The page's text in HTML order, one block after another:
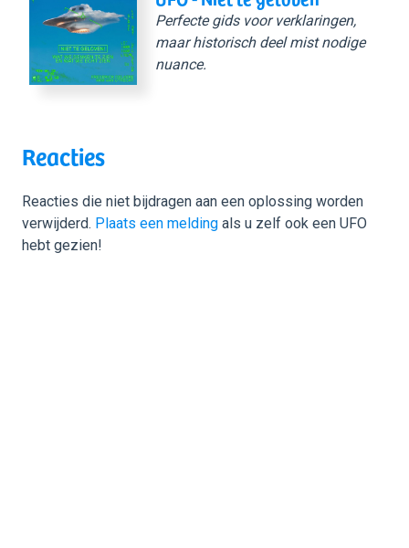
Perfecte gids voor verklaringen,
maar historisch deel mist nodige
nuance.
Reacties
Reacties die niet bijdragen aan een oplossing worden
verwijderd. Plaats een melding als u zelf ook een UFO
hebt gezien!